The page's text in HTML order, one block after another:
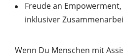
Freude an
inklusiver
Wenn Du Menschen mit